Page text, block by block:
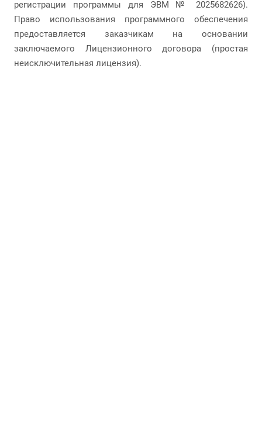
регистрации программы для ЭВМ № 2025682626).
Право использования программного обеспечения
предоставляется заказчикам на основании
заключаемого Лицензионного договора (простая
неисключительная лицензия).